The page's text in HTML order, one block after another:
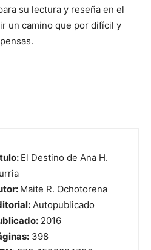
su lectura y reseña en el
un camino que por difícil y
El Destino de Ana H.
Maite R. Ochotorena
Autopublicado
2016
398